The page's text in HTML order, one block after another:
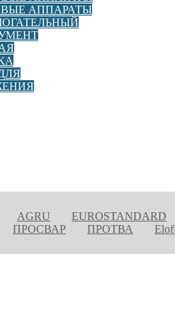
АППАРАТЫ
AGRU EUROSTANDARD
ПРОСВАР ПРОТВА